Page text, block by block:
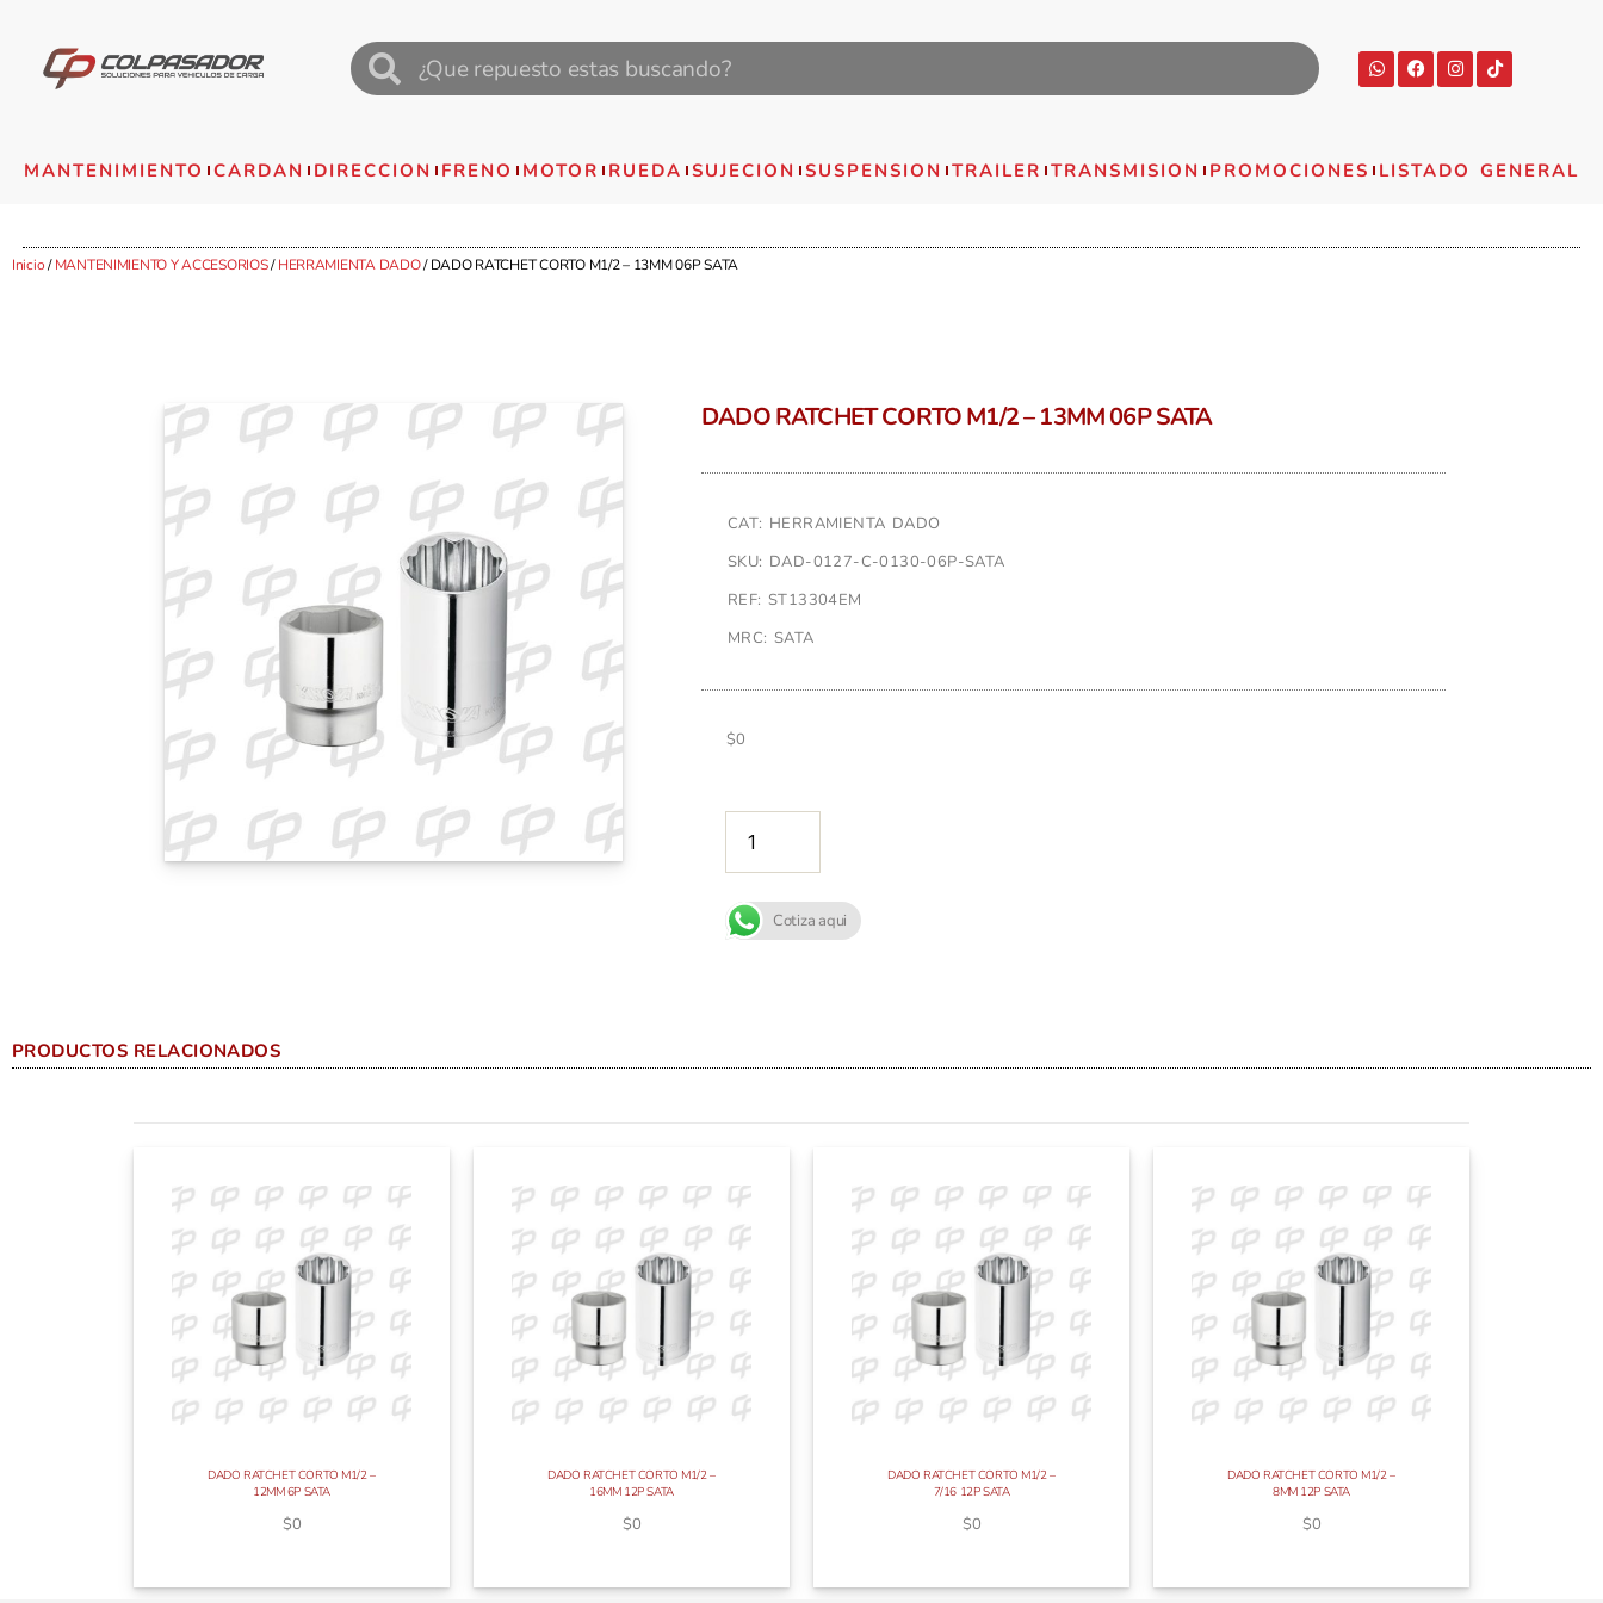
MANTENIMIENTO CARDAN DIRECCION FRENO MOTOR RUEDA SUJECION SUSPENSION TRAILER TRANSMISION PROMOCIONES LISTADO GENERAL
Inicio/MANTENIMIENTO Y ACCESORIOS/HERRAMIENTA DADO/ DADO RATCHET CORTO M1/2 – 13MM 06P SATA
DADO RATCHET CORTO M1/2 – 13MM 06P SATA
CAT: HERRAMIENTA DADO
SKU: DAD-0127-C-0130-06P-SATA
REF: ST13304EM
MRC: SATA
$0
Cotiza aqui
PRODUCTOS RELACIONADOS
DADO RATCHET CORTO M1/2 –
12MM 6P SATA
$0
DADO RATCHET CORTO M1/2 –
16MM 12P SATA
$0
DADO RATCHET CORTO M1/2 –
7/16 12P SATA
$0
DADO RATCHET CORTO M1/2 –
8MM 12P SATA
$0